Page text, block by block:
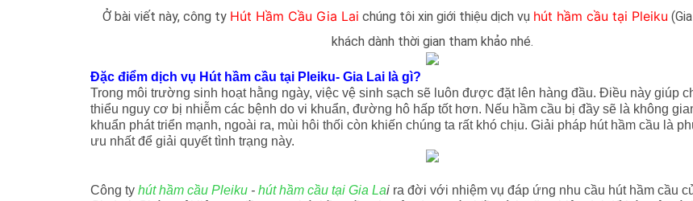
Ở bài viết này, công ty Hút Hầm Cầu Gia Lai chúng tôi xin giới thiệu dịch vụ hút hầm cầu tại Pleiku
khách dành thời gian tham khảo nhé.
Đặc điểm dịch vụ Hút hầm cầu tại Pleiku- Gia Lai là gì?
Trong môi trường sinh hoạt hằng ngày, việc vệ sinh sạch sẽ luôn được đặt lên hàng đầu. Điều này giúp
thiểu nguy cơ bị nhiễm các bệnh do vi khuẩn, đường hô hấp tốt hơn. Nếu hầm cầu bị đầy sẽ là không
khuẩn phát triển mạnh, ngoài ra, mùi hôi thối còn khiến chúng ta rất khó chịu. Giải pháp hút hầm cầu là
ưu nhất để giải quyết tình trạng này.
Công ty hút hầm cầu Pleiku - hút hầm cầu tại Gia Lai ra đời với nhiệm vụ đáp ứng nhu cầu hút hầm cầu